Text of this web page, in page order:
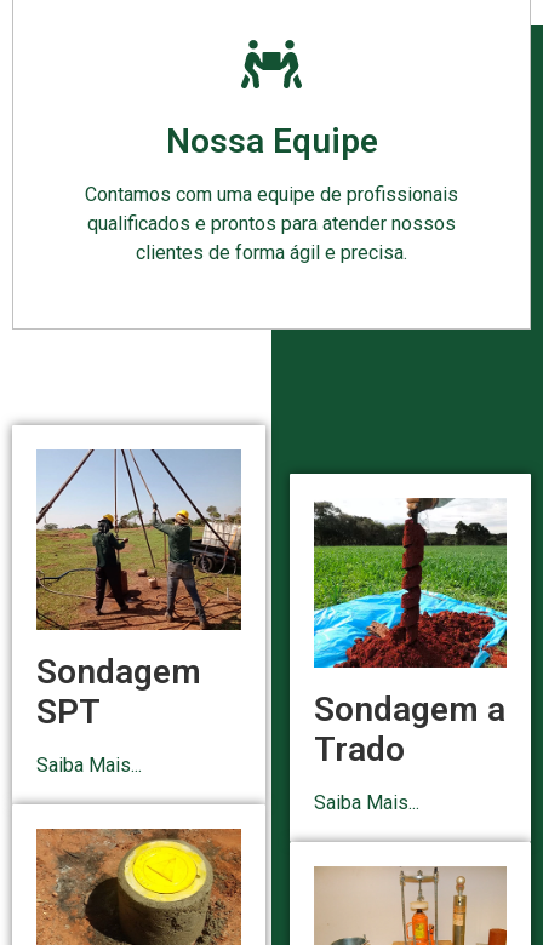
Nossa Equipe
Contamos com uma equipe de profissionais
qualificados e prontos para atender nossos
clientes de forma ágil e precisa.
Sondagem
SPT
Saiba Mais...
Sondagem a
Trado
Saiba Mais...